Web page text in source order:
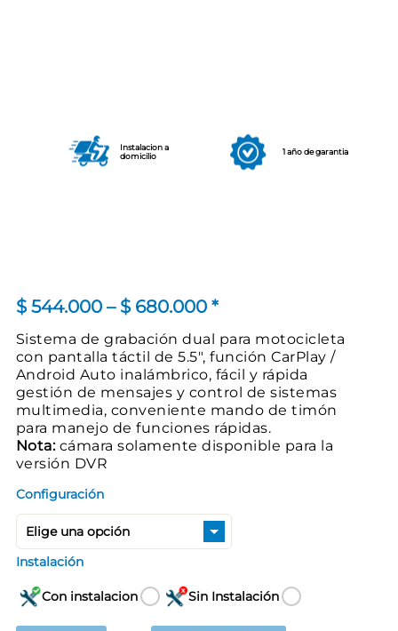
Instalacion a
domicilio
1 año de garantia
$544.000 – $680.000Price
range:
$ 544.000
through
$ 680.000
*
Sistema de grabación dual para motocicleta
con pantalla táctil de 5.5″, función CarPlay /
Android Auto inalámbrico, fácil y rápida
gestión de mensajes y control de sistemas
multimedia, conveniente mando de timón
para manejo de funciones rápidas.
Nota:cámara solamente disponible para la
versión DVR
Configuración
Instalación
Con instalacion Sin Instalación